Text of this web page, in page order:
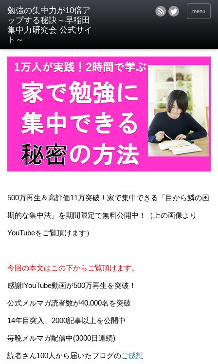
menu
500万再生＆高評価11万突破！家で集中できる「目から鱗の画
期的な集中法」を期間限定で無料公開中！（上の画像より
YouTubeをご覧頂けます）
今回の本文はこの下からご覧頂けます。
感謝!YouTube動画が500万再生を突破！
公式メルマガ読者数が40,000名を突破
14年目突入、2000記事以上を公開中
毎晩メルマガ配信中(3000日連続)
読者さん100人から届いたブログのご感想